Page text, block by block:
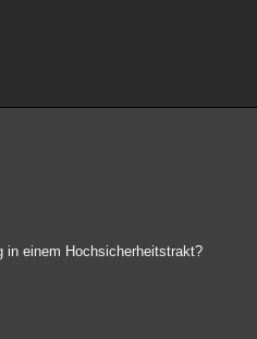
in einem Hochsicherheitstrakt?